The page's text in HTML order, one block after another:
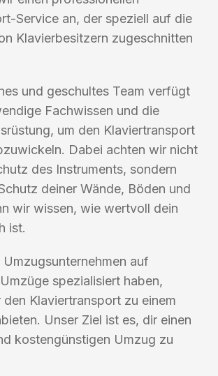
Service an, der speziell auf die
Klavierbesitzern zugeschnitten
und geschultes Team verfügt
Fachwissen und die
um den Klaviertransport
Dabei achten wir nicht
des Instruments, sondern
deiner Wände, Böden und
wir wissen, wie wertvoll dein
ist.
auf
spezialisiert haben,
Klaviertransport zu einem
Unser Ziel ist es, dir einen
kostengünstigen Umzug zu